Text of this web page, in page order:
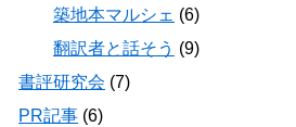
築地本マルシェ (6)
翻訳者と話そう (9)
書評研究会 (7)
PR記事 (6)